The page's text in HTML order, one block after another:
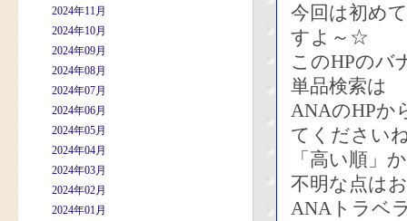
2024年11月
2024年10月
2024年09月
2024年08月
2024年07月
2024年06月
2024年05月
2024年04月
2024年03月
2024年02月
2024年01月
今回は初め
すよ～☆
このHPのバ
単品検索は
ANAのHPか
てください
「高い順」
不明な点は
ANAトラベ